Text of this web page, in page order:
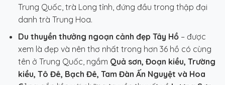
Trung Quốc, trà Long tỉnh, đứng đầu trong thập đại
danh trà Trung Hoa.
Du thuyền thưởng ngoạn cảnh đẹp Tây Hồ– được
xem là đẹp và nên thơ nhất trong hơn 36 hồ có cùng
tên ở Trung Quốc, ngắm Quả sơn, Đoạn kiều, Trường
kiều, Tô Đê, Bạch Đê, Tam Đàn Ấn Nguyệt và Hoa